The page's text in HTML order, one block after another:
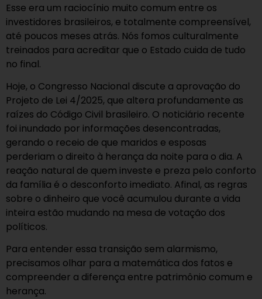
Esse era um raciocínio muito comum entre os
investidores brasileiros, e totalmente compreensível,
até poucos meses atrás. Nós fomos culturalmente
treinados para acreditar que o Estado cuida de tudo
no final.
Hoje, o Congresso Nacional discute a aprovação do
Projeto de Lei 4/2025, que altera profundamente as
raízes do Código Civil brasileiro. O noticiário recente
foi inundado por informações desencontradas,
gerando o receio de que maridos e esposas
perderiam o direito à herança da noite para o dia. A
reação natural de quem investe e preza pelo conforto
da família é o desconforto imediato. Afinal, as regras
sobre o dinheiro que você acumulou durante a vida
inteira estão mudando na mesa de votação dos
políticos.
Para entender essa transição sem alarmismo,
precisamos olhar para a matemática dos fatos e
compreender a diferença entre patrimônio comum e
herança.